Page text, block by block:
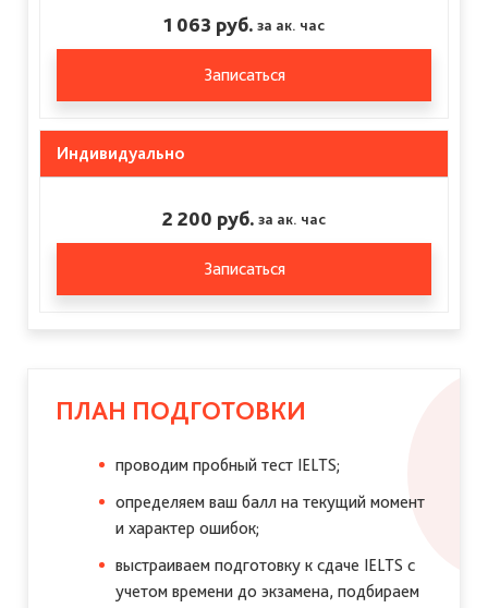
1 063 руб. за ак. час
Записаться
Индивидуально
2 200 руб. за ак. час
Записаться
ПЛАН ПОДГОТОВКИ
проводим пробный тест IELTS;
определяем ваш балл на текущий момент
и характер ошибок;
выстраиваем подготовку к сдаче IELTS с
учетом времени до экзамена, подбираем